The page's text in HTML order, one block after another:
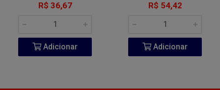
R$ 36,67
Adicionar
R$ 54,42
Adicionar